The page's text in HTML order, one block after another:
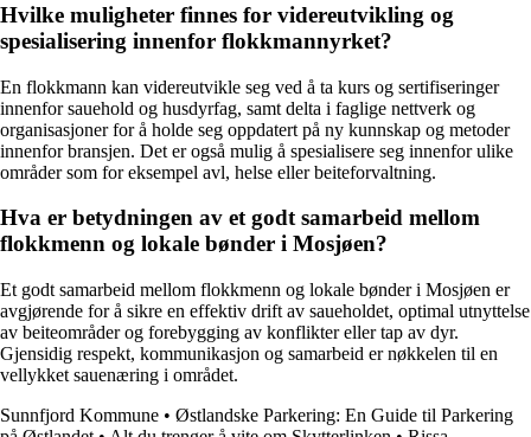
Hvilke muligheter finnes for videreutvikling og
spesialisering innenfor flokkmannyrket?
En flokkmann kan videreutvikle seg ved å ta kurs og sertifiseringer
innenfor sauehold og husdyrfag, samt delta i faglige nettverk og
organisasjoner for å holde seg oppdatert på ny kunnskap og metoder
innenfor bransjen. Det er også mulig å spesialisere seg innenfor ulike
områder som for eksempel avl, helse eller beiteforvaltning.
Hva er betydningen av et godt samarbeid mellom
flokkmenn og lokale bønder i Mosjøen?
Et godt samarbeid mellom flokkmenn og lokale bønder i Mosjøen er
avgjørende for å sikre en effektiv drift av saueholdet, optimal utnyttelse
av beiteområder og forebygging av konflikter eller tap av dyr.
Gjensidig respekt, kommunikasjon og samarbeid er nøkkelen til en
vellykket sauenæring i området.
Sunnfjord Kommune • Østlandske Parkering: En Guide til Parkering